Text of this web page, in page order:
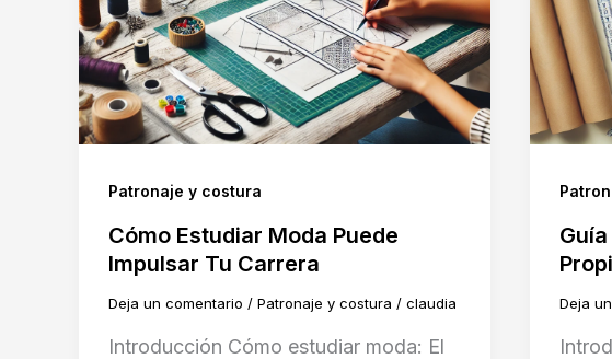
Patronaje y costura
Cómo Estudiar Moda Puede
Impulsar Tu Carrera
Deja un comentario / Patronaje y costura / claudia
Introducción Cómo estudiar moda: El
Deja